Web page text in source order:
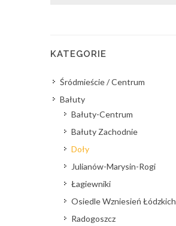
KATEGORIE
Śródmieście / Centrum
Bałuty
Bałuty-Centrum
Bałuty Zachodnie
Doły
Julianów-Marysin-Rogi
Łagiewniki
Osiedle Wzniesień Łódzkich
Radogoszcz